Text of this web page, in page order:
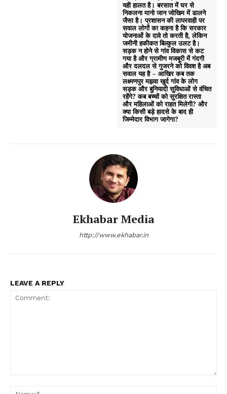
यही हालत है। बरसात में घर से
निकलना मानो जान जोखिम में डालने
जैसा है। प्रशासन की लापरवाही पर
सवाल लोगों का कहना है कि सरकार
योजनाओं के दावे तो करती है, लेकिन
जमीनी हकीकत बिल्कुल उलट है।
सड़क न होने से गांव विकास से कट
गया है और ग्रामीण मजबूरी में गंदगी
और दलदल से गुजरने को विवश है अब
सवाल यह है – आखिर कब तक
लक्ष्मणपुर मझवा खुर्द गांव के लोग
सड़क और बुनियादी सुविधाओं से वंचित
रहेंगे? कब बच्चों को सुरक्षित रास्ता
और महिलाओं को राहत मिलेगी? और
क्या किसी बड़े हादसे के बाद ही
जिम्मेदार विभाग जागेगा?
Ekhabar Media
http://www.ekhabar.in
LEAVE A REPLY